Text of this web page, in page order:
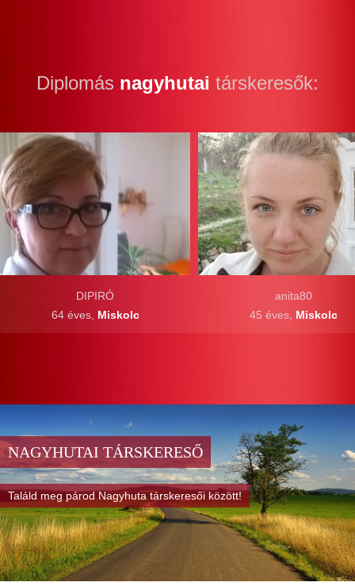
Diplomás nagyhutai társkeresők:
DIPIRÓ
64 éves, Miskolc
anita80
45 éves, Miskolc
NAGYHUTAI TÁRSKERESŐ
Találd meg párod Nagyhuta társkeresői között!